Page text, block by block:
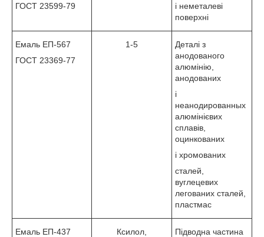
ГОСТ 23599-79
і неметалеві
поверхні
Емаль ЕП-567
ГОСТ 23369-77
1-5
Деталі з
анодованого
алюмінію,
анодованих
і
неанодированных
алюмінієвих
сплавів,
оцинкованих
і хромованих
сталей,
вуглецевих
легованих сталей,
пластмас
Емаль ЕП-437
Ксилол,
Підводна частина